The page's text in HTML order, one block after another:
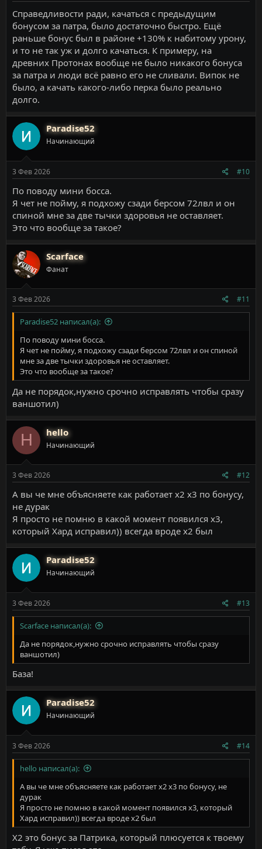
Справедливости ради, качаться с предыдущим
бонусом за патра, было достаточно быстро. Ещё
раньше бонус был в районе +130% к набитому урону,
и то не так уж и долго качаться. К примеру, на
древних Протонах вообще не было никакого бонуса
за патра и люди всё равно его не сливали. Випок не
было, а качать какого-либо перка было реально
долго.
Paradise52
Начинающий
3 Фев 2026 #10
По поводу мини босса.
Я чет не пойму, я подхожу сзади берсом 72лвл и он
спиной мне за две тычки здоровья не оставляет.
Это что вообще за такое?
Scarface
Фанат
3 Фев 2026 #11
Paradise52 написал(а):
По поводу мини босса.
Я чет не пойму, я подхожу сзади берсом 72лвл и он спиной
мне за две тычки здоровья не оставляет.
Это что вообще за такое?
Да не порядок,нужно срочно исправлять чтобы сразу
ваншотил)
H hello
Начинающий
3 Фев 2026 #12
А вы че мне объясняете как работает х2 х3 по бонусу,
не дурак
Я просто не помню в какой момент появился х3,
который Хард исправил)) всегда вроде х2 был
Paradise52
Начинающий
3 Фев 2026 #13
Scarface написал(а):
Да не порядок,нужно срочно исправлять чтобы сразу
ваншотил)
База!
Paradise52
Начинающий
3 Фев 2026 #14
hello написал(а):
А вы че мне объясняете как работает х2 х3 по бонусу, не
дурак
Я просто не помню в какой момент появился х3, который
Хард исправил)) всегда вроде х2 был
Х2 это бонус за Патрика, который плюсуется к твоему